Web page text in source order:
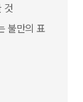
것
불만의 표